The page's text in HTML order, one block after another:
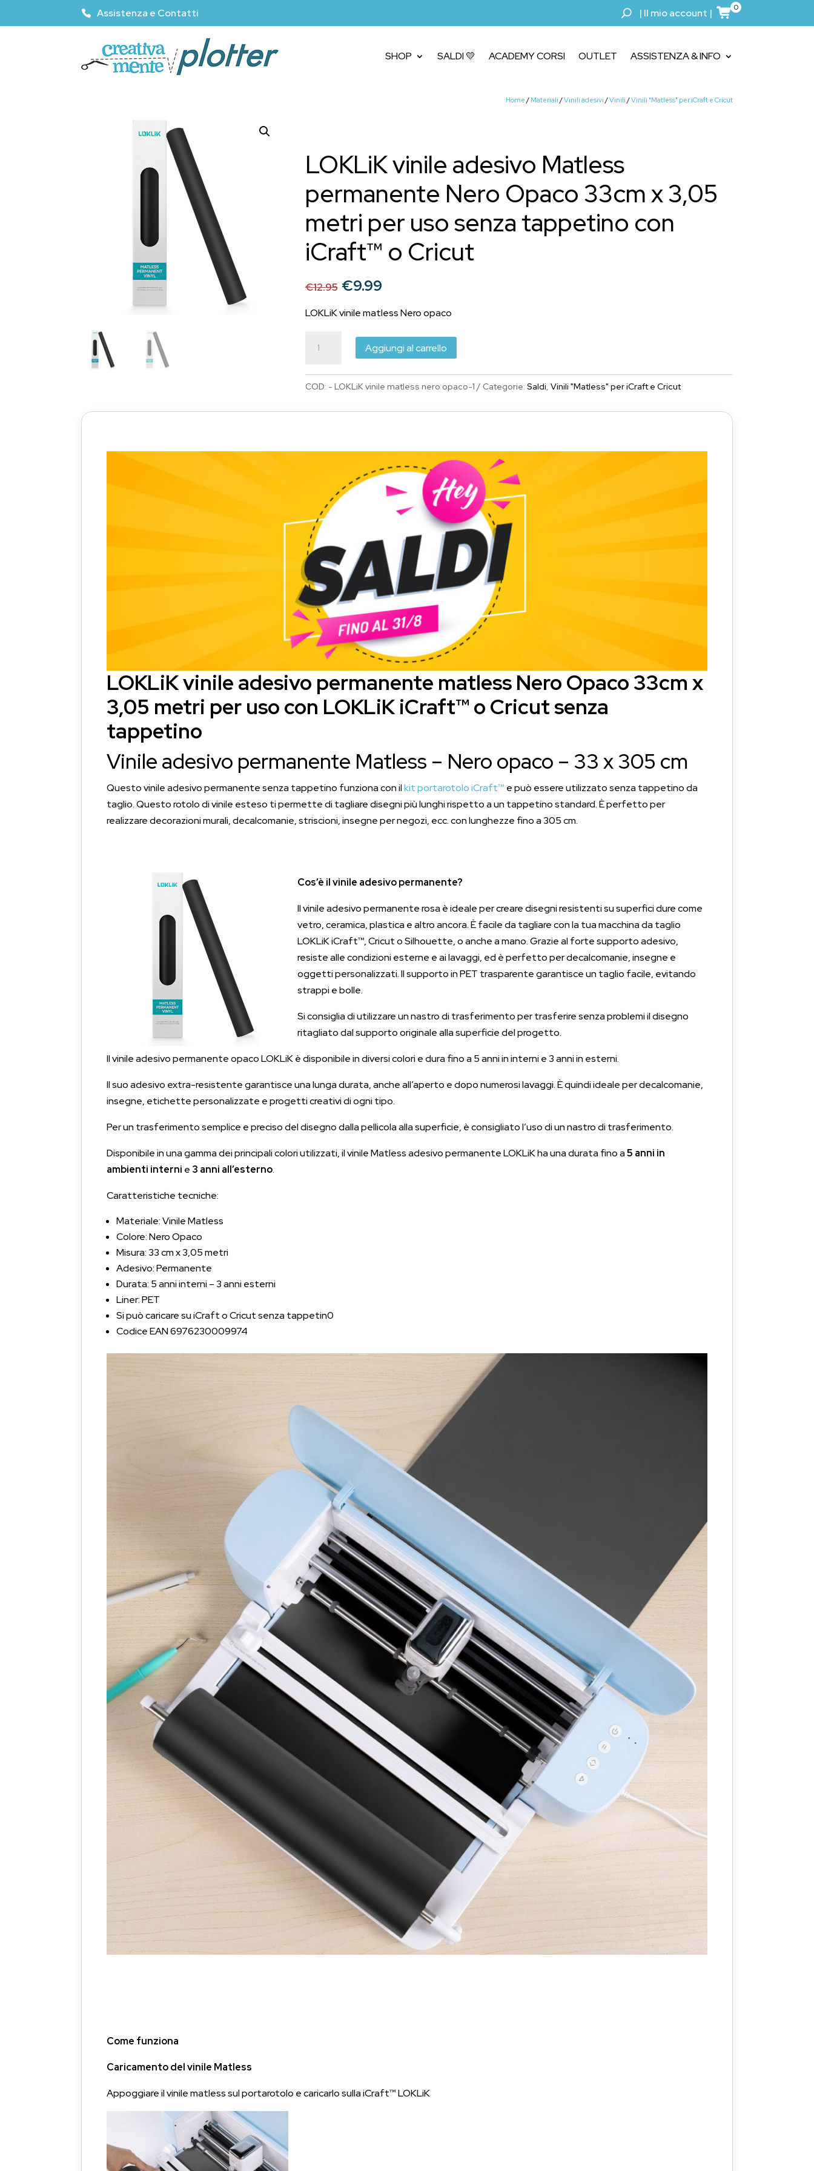
Assistenza e Contatti | Il mio account | 0
SHOP SALDI 💛 ACADEMY CORSI OUTLET ASSISTENZA & INFO
Home / Materiali /Vinili adesivi /Vinili /Vinili "Matless" per iCraft e Cricut
LOKLiK vinile adesivo Matless
permanente Nero Opaco 33cm x 3,05
metri per uso senza tappetino con
iCraft™ o Cricut
€12.95 Il
originale
era:
€12.95.
€9.99Il
attuale
è:
€9.99.
LOKLiK vinile matless Nero opaco
vinile
adesivo
Matless
33cm
metri
per
uso
senza
tappetino
con
iCraft™
o
Cricut
quantità
Aggiungi al carrello
COD: - LOKLiK vinile matless nero opaco-1 Categorie: Saldi, Vinili "Matless" per iCraft e Cricut
LOKLiK vinile adesivo permanente matless Nero Opaco 33cm x
3,05 metri per uso con LOKLiK iCraft™ o Cricut senza
tappetino
Vinile adesivo permanente Matless – Nero opaco – 33 x 305 cm
Questo vinile adesivo permanente senza tappetino funziona con ilkit portarotolo iCraft™ e può essere utilizzato senza tappetino da
taglio. Questo rotolo di vinile esteso ti permette di tagliare disegni più lunghi rispetto a un tappetino standard. È perfetto per
realizzare decorazioni murali, decalcomanie, striscioni, insegne per negozi, ecc. con lunghezze fino a 305 cm.
Cos’è il vinile adesivo permanente?
Il vinile adesivo permanente rosa è ideale per creare disegni resistenti su superfici dure come
vetro, ceramica, plastica e altro ancora. È facile da tagliare con la tua macchina da taglio
LOKLiK iCraft™, Cricut o Silhouette, o anche a mano. Grazie al forte supporto adesivo,
resiste alle condizioni esterne e ai lavaggi, ed è perfetto per decalcomanie, insegne e
oggetti personalizzati. Il supporto in PET trasparente garantisce un taglio facile, evitando
strappi e bolle.
Si consiglia di utilizzare un nastro di trasferimento per trasferire senza problemi il disegno
ritagliato dal supporto originale alla superficie del progetto.
Il vinile adesivo permanente opaco LOKLiK è disponibile in diversi colori e dura fino a 5 anni in interni e 3 anni in esterni.
Il suo adesivo extra-resistente garantisce una lunga durata, anche all’aperto e dopo numerosi lavaggi. È quindi ideale per decalcomanie,
insegne, etichette personalizzate e progetti creativi di ogni tipo.
Per un trasferimento semplice e preciso del disegno dalla pellicola alla superficie, è consigliato l’uso di un nastro di trasferimento.
Disponibile in una gamma dei principali colori utilizzati, il vinile Matless adesivo permanente LOKLiK ha una durata fino a5 anni in
ambienti interni e 3 anni all’esterno.
Caratteristiche tecniche:
Materiale: Vinile Matless
Colore: Nero Opaco
Misura: 33 cm x 3,05 metri
Adesivo: Permanente
Durata: 5 anni interni – 3 anni esterni
Liner: PET
Si può caricare su iCraft o Cricut senza tappetin0
Codice EAN 6976230009974
Come funziona
Caricamento del vinile Matless
Appoggiare il vinile matless sul portarotolo e caricarlo sulla iCraft™ LOKLiK